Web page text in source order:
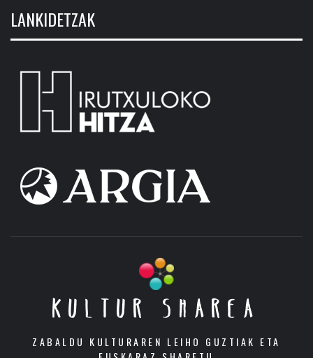
LANKIDETZAK
KULTUR SHAREA
ZABALDU KULTURAREN LEIHO GUZTIAK ETA